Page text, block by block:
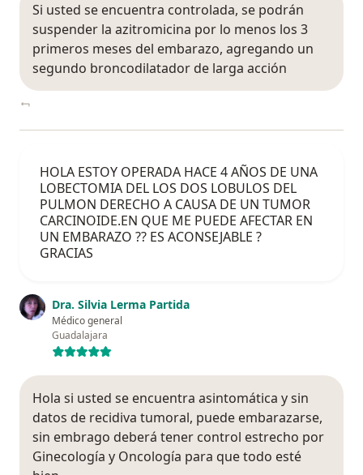
Si usted se encuentra controlada, se podrán
suspender la azitromicina por lo menos los 3
primeros meses del embarazo, agregando un
segundo broncodilatador de larga acción
HOLA ESTOY OPERADA HACE 4 AÑOS DE UNA
LOBECTOMIA DEL LOS DOS LOBULOS DEL
PULMON DERECHO A CAUSA DE UN TUMOR
CARCINOIDE.EN QUE ME PUEDE AFECTAR EN
UN EMBARAZO ?? ES ACONSEJABLE ?
GRACIAS
Dra. Silvia Lerma Partida
Médico general
Guadalajara
Hola si usted se encuentra asintomática y sin
datos de recidiva tumoral, puede embarazarse,
sin embrago deberá tener control estrecho por
Ginecología y Oncología para que todo esté